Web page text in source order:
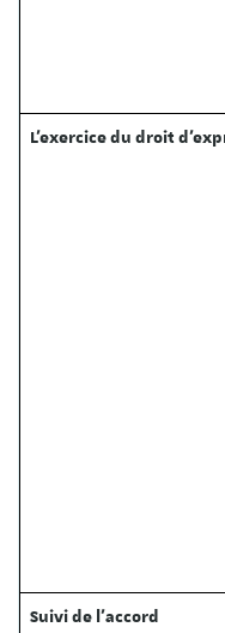
L’exercice du droit
Suivi de l’accord